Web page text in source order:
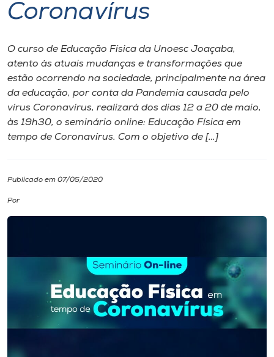
Internacionalização
I.nova
Cultura
CPA
Biblioteca
Editora
Rádio
Coronavírus
O curso de Educação Física da Unoesc Joaçaba,
atento às atuais mudanças e transformações que
estão ocorrendo na sociedade, principalmente na área
da educação, por conta da Pandemia causada pelo
vírus Coronavírus, realizará dos dias 12 a 20 de maio,
às 19h30, o seminário online: Educação Física em
tempo de Coronavírus. Com o objetivo de […]
Publicado em 07/05/2020
Por